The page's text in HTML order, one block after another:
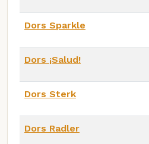
Dors Sparkle
Dors ¡Salud!
Dors Sterk
Dors Radler